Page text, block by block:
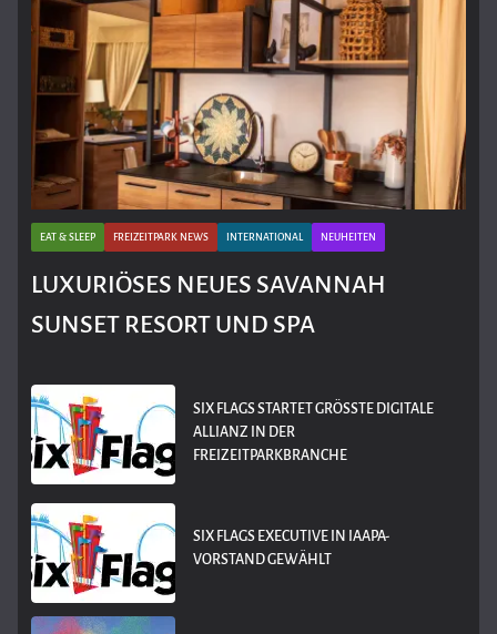
EAT & SLEEP FREIZEITPARK NEWS INTERNATIONAL NEUHEITEN
LUXURIÖSES NEUES SAVANNAH
SUNSET RESORT UND SPA
SIX FLAGS STARTET GRÖSSTE DIGITALE A
LLIANZ IN DER F
REIZEITPARKBRANCHE
SIX FLAGS EXECUTIVE IN IAAPA-
VORSTAND GEWÄHLT